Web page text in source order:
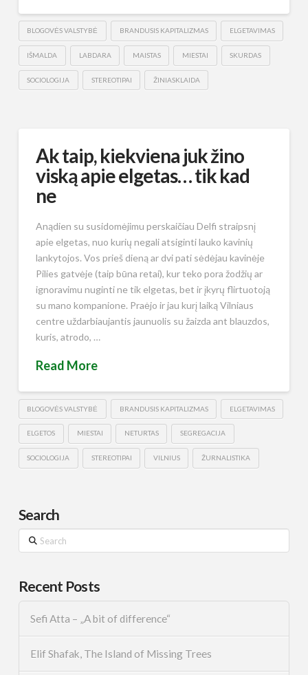
BLOGOVĖS VALSTYBĖ BRANDUSIS KAPITALIZMAS ELGETAVIMAS
IŠMALDA LABDARA MAISTAS MIESTAI SKURDAS
SOCIOLOGIJA STEREOTIPAI ŽINIASKLAIDA
Ak taip, kiekviena juk žino
viską apie elgetas… tik kad
ne
Anądien su susidomėjimu perskaičiau Delfi straipsnį
apie elgetas, nuo kurių negali atsiginti lauko kavinių
lankytojos. Vos prieš dieną ar dvi pati sėdėjau kavinėje
Pilies gatvėje (taip būna retai), kur teko pora žodžių ar
ignoravimu nuginti ne tik elgetas, bet ir įkyrų flirtuotoją
su mano kompanione. Praėjo ir jau kurį laiką Vilniaus
centre uždarbiaujantis jaunuolis su žaizda ant blauzdos,
kuris, atrodo, …
Read More
BLOGOVĖS VALSTYBĖ BRANDUSIS KAPITALIZMAS ELGETAVIMAS
ELGETOS MIESTAI NETURTAS SEGREGACIJA
SOCIOLOGIJA STEREOTIPAI VILNIUS ŽURNALISTIKA
Search
Search
Recent Posts
Sefi Atta – „A bit of difference“
Elif Shafak, The Island of Missing Trees